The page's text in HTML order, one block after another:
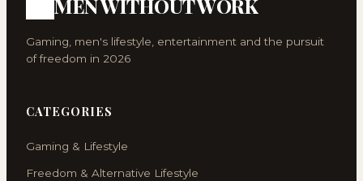
MEN WITHOUT WORK
Gaming, men's lifestyle, entertainment and the pursuit
of freedom in 2026
CATEGORIES
Gaming & Lifestyle
Freedom & Alternative Lifestyle